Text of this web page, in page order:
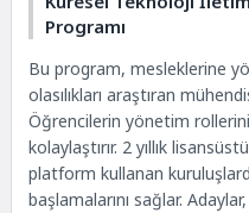
Programı
Bu program, mesleklerine
olasılıkları araştıran
Öğrencilerin yönetim
kolaylaştırır. 2 yıllık
platform kullanan
başlamalarını sağlar.